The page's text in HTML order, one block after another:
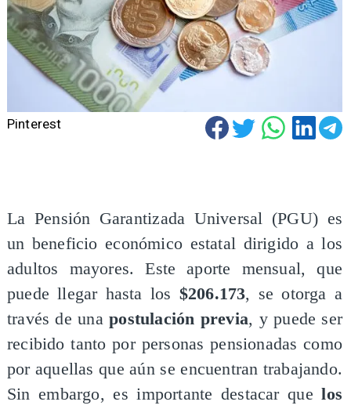
Pinterest
La Pensión Garantizada Universal (PGU) es
un beneficio económico estatal dirigido a los
adultos mayores. Este aporte mensual, que
puede llegar hasta los $206.173, se otorga a
través de unapostulación previa, y puede ser
recibido tanto por personas pensionadas como
por aquellas que aún se encuentran trabajando.
Sin embargo, es importante destacar quelos